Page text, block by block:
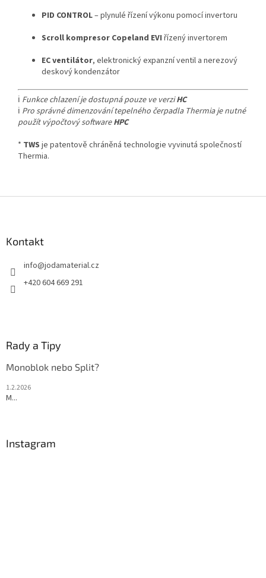
PID CONTROL– plynulé řízení výkonu pomocí invertoru
Scroll kompresor Copeland EVI řízený invertorem
EC ventilátor, elektronický expanzní ventil a nerezový
deskový kondenzátor
ℹ️ Funkce chlazení je dostupná pouze ve verziHC
ℹ️ Pro správné dimenzování tepelného čerpadla Thermia je nutné
použít výpočtový softwareHPC
* TWS je patentově chráněná technologie vyvinutá společností
Thermia.
Kontakt
info@jodamaterial.cz
+420 604 669 291
Rady a Tipy
Monoblok nebo Split?
1.2.2026
M...
Instagram